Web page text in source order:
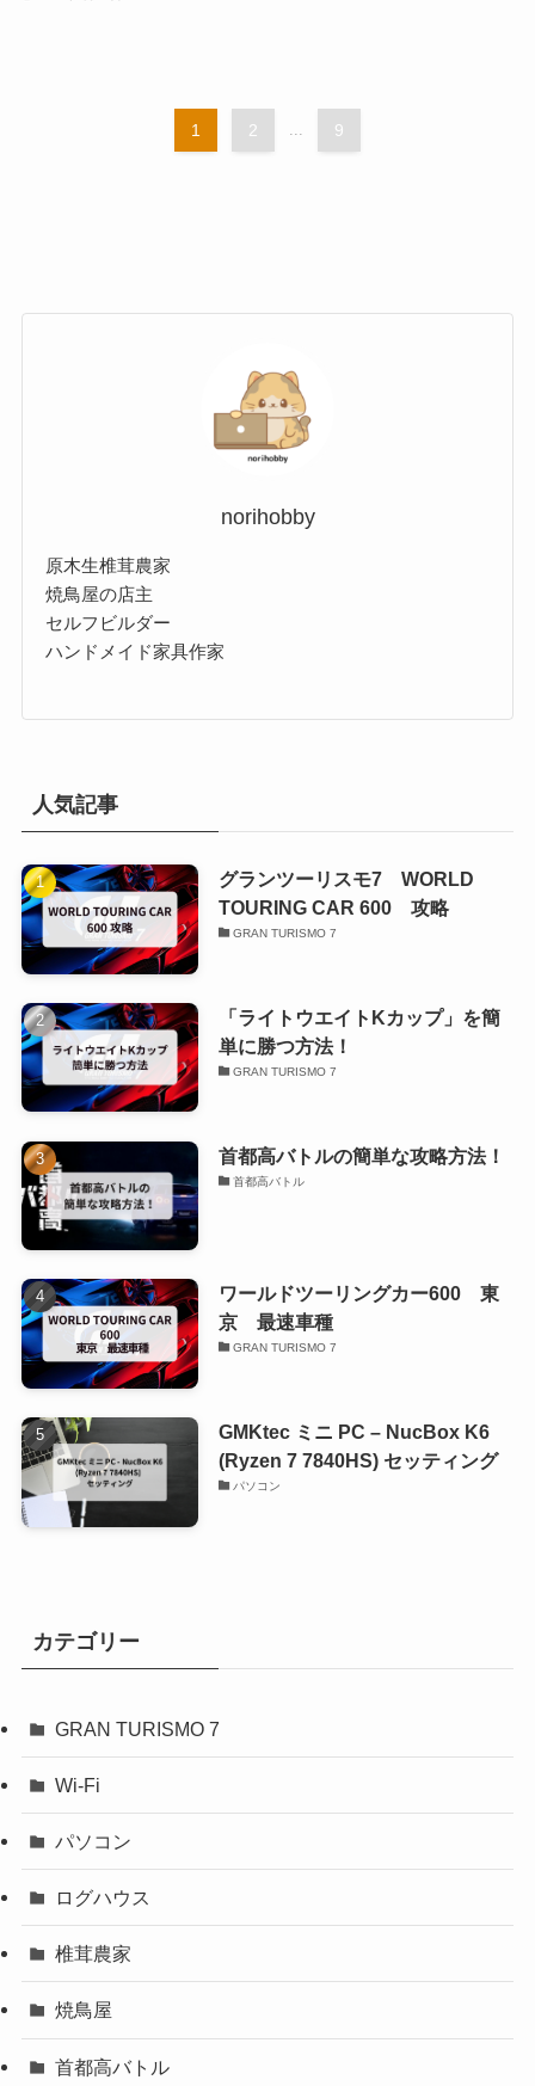
1 2 ... 9
norihobby
原木生椎茸農家
焼鳥屋の店主
セルフビルダー
ハンドメイド家具作家
人気記事
グランツーリスモ7 WORLD
TOURING CAR 600 攻略
GRAN TURISMO 7
「ライトウエイトKカップ」を簡
単に勝つ方法！
GRAN TURISMO 7
首都高バトルの簡単な攻略方法！
首都高バトル
ワールドツーリングカー600 東
京 最速車種
GRAN TURISMO 7
GMKtec ミニ PC – NucBox K6
(Ryzen 7 7840HS) セッティング
パソコン
カテゴリー
GRAN TURISMO 7
Wi-Fi
パソコン
ログハウス
椎茸農家
焼鳥屋
首都高バトル